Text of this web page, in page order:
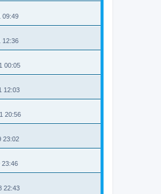
09:49
12:36
00:05
12:03
20:56
23:02
23:46
22:43